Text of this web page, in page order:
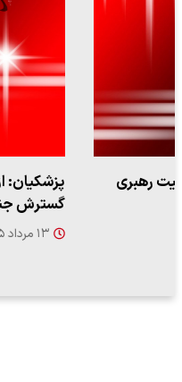
پزشکیان: از حد و حدود
گسترش جنگ نیس…